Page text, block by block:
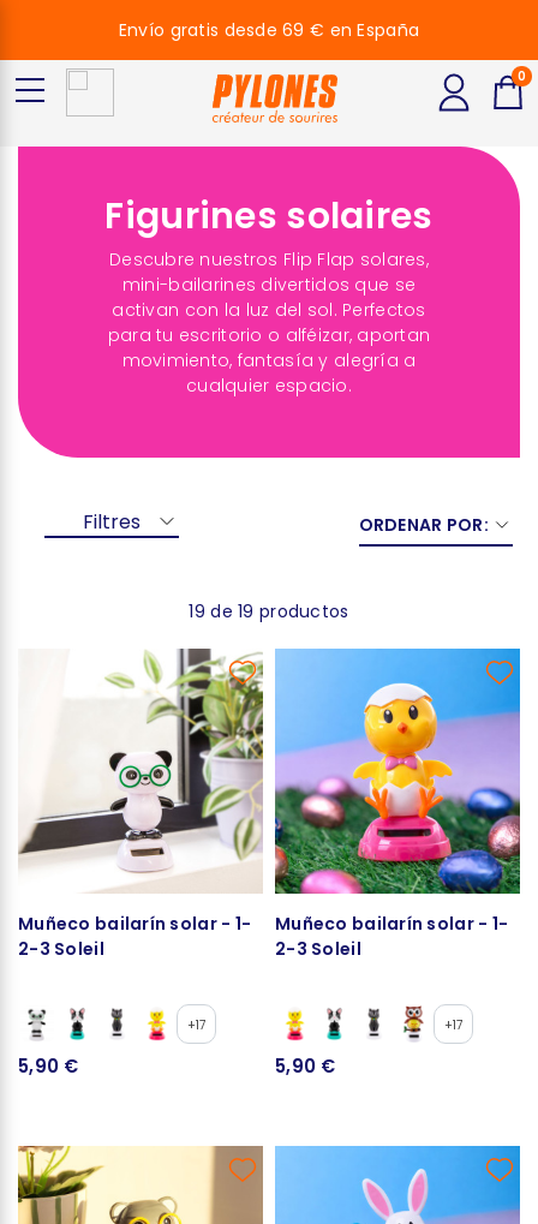
Figurines solaires
Descubre nuestros Flip Flap solares,
mini-bailarines divertidos que se
activan con la luz del sol. Perfectos
para tu escritorio o alféizar, aportan
movimiento, fantasía y alegría a
cualquier espacio.
Filtres ORDENAR POR:
19 de 19 productos
Muñeco bailarín solar - 1-
2-3 Soleil
+17
5,90 €
Muñeco bailarín solar - 1-
2-3 Soleil
+17
5,90 €
Envío gratis desde 69 € en España
0